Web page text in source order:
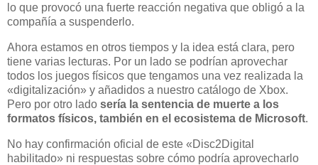
lo que provocó una fuerte reacción negativa que obligó a la
compañía a suspenderlo.
Ahora estamos en otros tiempos y la idea está clara, pero
tiene varias lecturas. Por un lado se podrían aprovechar
todos los juegos físicos que tengamos una vez realizada la
«digitalización» y añadidos a nuestro catálogo de Xbox.
Pero por otro lado sería la sentencia de muerte a los
formatos físicos, también en el ecosistema de Microsoft.
No hay confirmación oficial de este «Disc2Digital
habilitado» ni respuestas sobre cómo podría aprovecharlo